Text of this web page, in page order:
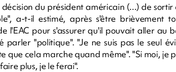
du président américain (...) de
a-t-il estimé, après s'être brièvement
l'EAC pour s'assurer qu'il pouvait aller au
parler "politique". "Je ne suis pas le seul
que cela marche quand même". "Si moi, je
plus, je le ferai".